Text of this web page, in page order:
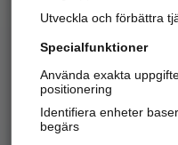
Utveckla och förbättra
Specialfunktioner
Använda exakta
positionering
Identifiera enheter
begärs